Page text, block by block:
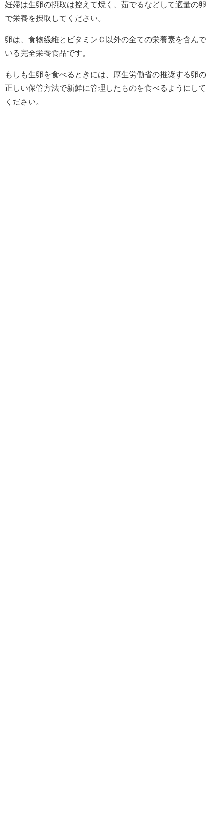
妊婦は生卵の摂取は控えて焼く、茹でるなどして適量の卵
で栄養を摂取してください。
卵は、食物繊維とビタミンＣ以外の全ての栄養素を含んで
いる完全栄養食品です。
もしも生卵を食べるときには、厚生労働省の推奨する卵の
正しい保管方法で新鮮に管理したものを食べるようにして
ください。